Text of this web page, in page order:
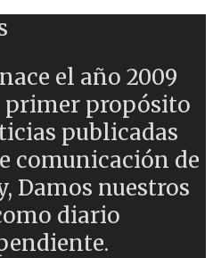
el año 2009
propósito
publicadas
comunicación de
Damos nuestros
diario